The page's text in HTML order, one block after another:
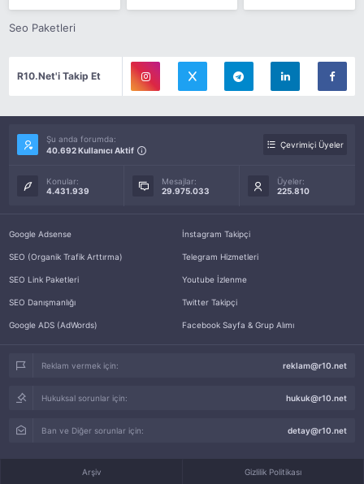
Seo Paketleri
R10.Net'i Takip Et
Şu anda forumda:
40.692 Kullanıcı Aktif
Çevrimiçi Üyeler
Konular:
4.431.939
Mesajlar:
29.975.033
Üyeler:
225.810
Google Adsense
SEO (Organik Trafik Arttırma)
SEO Link Paketleri
SEO Danışmanlığı
Google ADS (AdWords)
İnstagram Takipçi
Telegram Hizmetleri
Youtube İzlenme
Twitter Takipçi
Facebook Sayfa & Grup Alımı
Reklam vermek için: reklam@r10.net
Hukuksal sorunlar için: hukuk@r10.net
Ban ve Diğer sorunlar için: detay@r10.net
Arşiv Gizlilik Politikası